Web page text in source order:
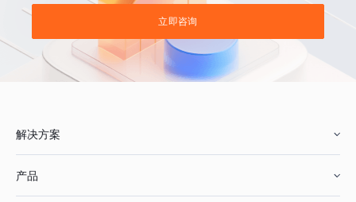
立即咨询
解决方案
产品